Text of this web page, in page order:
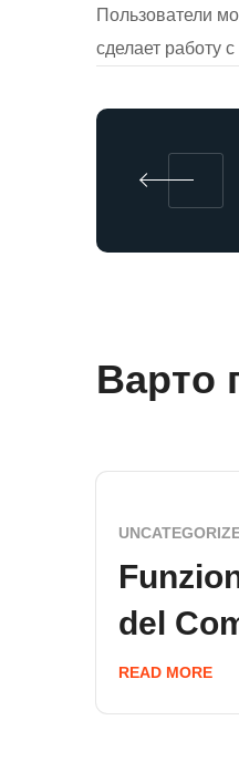
Пользователи
сделает работу
Варто
del
READ MORE